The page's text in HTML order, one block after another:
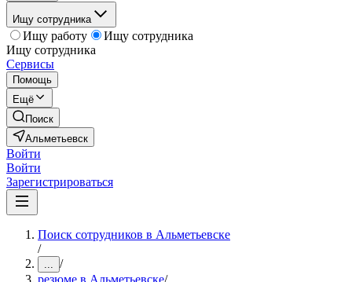
Ищу сотрудника
Ищу работу
Ищу сотрудника
Ищу сотрудника
Сервисы
Помощь
Ещё
Поиск
Альметьевск
Войти
Войти
Зарегистрироваться
Поиск сотрудников в Альметьевске
/
... /
резюме в Альметьевске/